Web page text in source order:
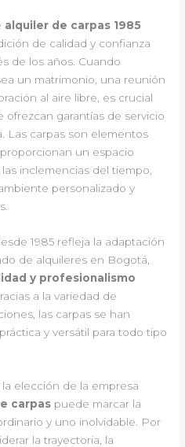
alquiler de carpas 1985
de calidad y confianza
de los años. Cuando
un matrimonio, una reunión
al aire libre, es crucial
garantías de servicio
Las carpas son elementos
un espacio
inclemencias del tiempo,
personalizado y
1985 refleja la adaptación
de alquileres en Bogotá,
y profesionalismo
a la variedad de
las carpas se han
y versátil para todo tipo
elección de la empresa
carpas puede marcar la
y uno inolvidable. Por
la trayectoria, la